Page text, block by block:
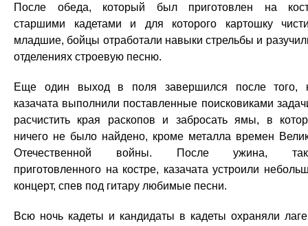
После обеда, который был приготовлен на
старшими кадетами и для которого картошку
младшие, бойцы отработали навыки стрельбы и
отделениях строевую песню.
Еще один выход в поля завершился после того,
казачата выполнили поставленные поисковиками
расчистить края раскопов и забросать ямы, в
ничего не было найдено, кроме металла времен
Отечественной войны. После ужина,
приготовленного на костре, казачата устроили
концерт, спев под гитару любимые песни.
Всю ночь кадеты и кандидаты в кадеты охраняли